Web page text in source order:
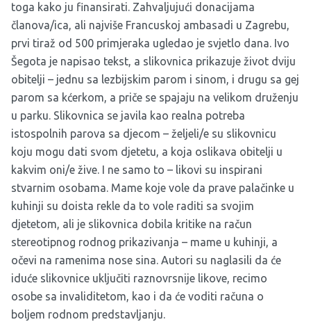
toga kako ju finansirati. Zahvaljujući donacijama
članova/ica, ali najviše Francuskoj ambasadi u Zagrebu,
prvi tiraž od 500 primjeraka ugledao je svjetlo dana. Ivo
Šegota je napisao tekst, a slikovnica prikazuje život dviju
obitelji – jednu sa lezbijskim parom i sinom, i drugu sa gej
parom sa kćerkom, a priče se spajaju na velikom druženju
u parku. Slikovnica se javila kao realna potreba
istospolnih parova sa djecom – željeli/e su slikovnicu
koju mogu dati svom djetetu, a koja oslikava obitelji u
kakvim oni/e žive. I ne samo to – likovi su inspirani
stvarnim osobama. Mame koje vole da prave palačinke u
kuhinji su doista rekle da to vole raditi sa svojim
djetetom, ali je slikovnica dobila kritike na račun
stereotipnog rodnog prikazivanja – mame u kuhinji, a
očevi na ramenima nose sina. Autori su naglasili da će
iduće slikovnice uključiti raznovrsnije likove, recimo
osobe sa invaliditetom, kao i da će voditi računa o
boljem rodnom predstavljanju.